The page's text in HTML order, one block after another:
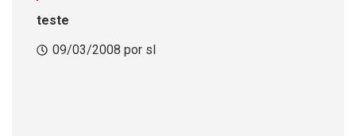
teste
09/03/2008 por sl